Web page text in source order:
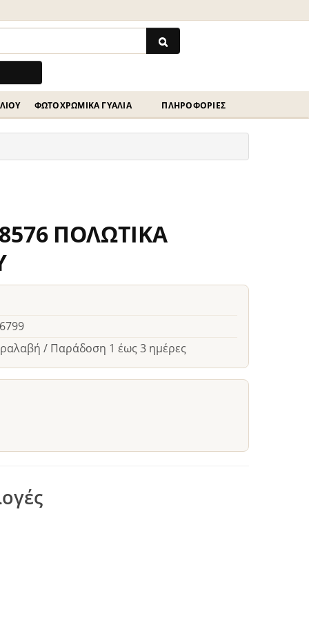
ΦΩΤΟΧΡΩΜΙΚΆ ΓΥΑΛΙΆ ΠΛΗΡΟΦΟΡΙΕΣ
ΠΟΛΩΤΙΚΑ
/ Παράδοση 1 έως 3 ημέρες